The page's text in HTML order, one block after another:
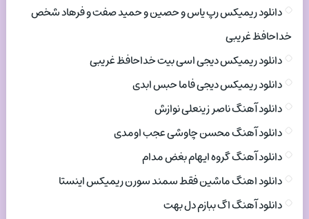
دانلود ریمیکس رپ یاس و حصین و حمید صفت و فرهاد شخص
خداحافظ غریبی
دانلود ریمیکس دیجی اسی بیت خداحافظ غریبی
دانلود ریمیکس دیجی فاما حبس ابدی
دانلود آهنگ ناصر زینعلی نوازش
دانلود آهنگ محسن چاوشی عجب اومدی
دانلود آهنگ گروه ایهام بغض مدام
دانلود اهنگ ماشین فقط سمند سورن ریمیکس اینستا
دانلود آهنگ اگ ببازم دل بهت